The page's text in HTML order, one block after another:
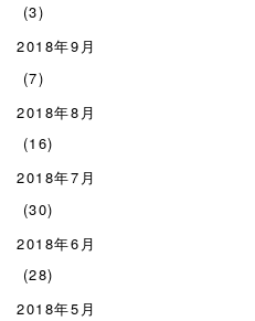
(3)
2018年9月
(7)
2018年8月
(16)
2018年7月
(30)
2018年6月
(28)
2018年5月